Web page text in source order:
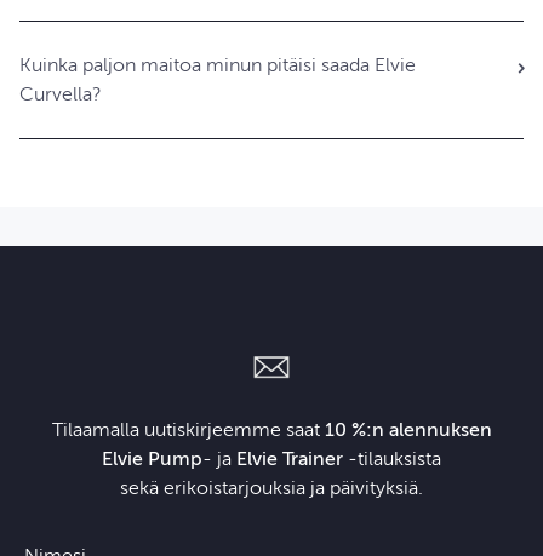
Kuinka paljon maitoa minun pitäisi saada Elvie
Curvella?
Tilaamalla uutiskirjeemme saat 10 %:n alennuksen
Elvie Pump- ja Elvie Trainer ‑tilauksista
sekä erikoistarjouksia ja päivityksiä.